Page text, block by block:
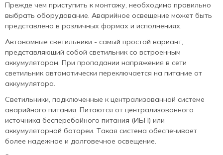
Прежде чем приступить к монтажу, необходимо правильно
выбрать оборудование. Аварийное освещение может быть
представлено в различных формах и исполнениях.
Автономные светильники - самый простой вариант,
представляющий собой светильник со встроенным
аккумулятором. При пропадании напряжения в сети
светильник автоматически переключается на питание от
аккумулятора.
Светильники, подключенные к централизованной системе
аварийного питания. Питаются от централизованного
источника бесперебойного питания (ИБП) или
аккумуляторной батареи. Такая система обеспечивает
более надежное и долговечное освещение.